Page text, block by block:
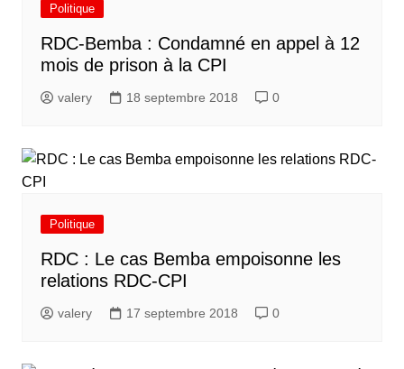
Politique
RDC-Bemba : Condamné en appel à 12
mois de prison à la CPI
valery 18 septembre 2018 0
Politique
RDC : Le cas Bemba empoisonne les
relations RDC-CPI
valery 17 septembre 2018 0